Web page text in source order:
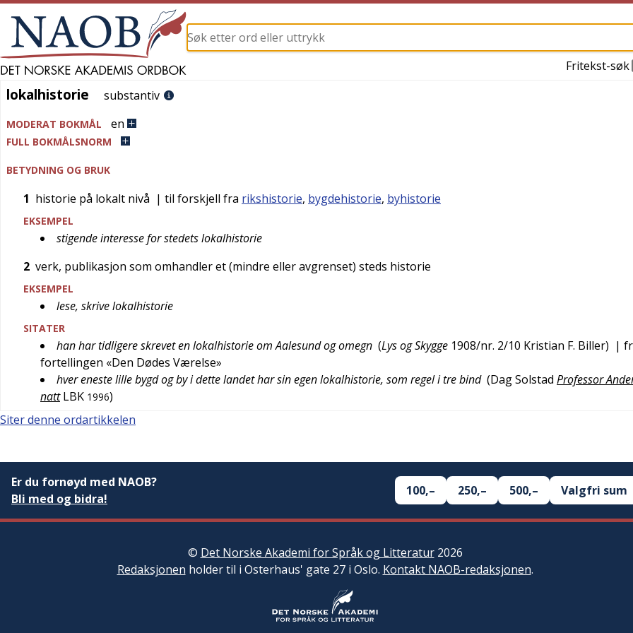
Fritekst-søk
lokalhistorie
lokalhistorie substantiv
MODERAT BOKMÅL en
FULL BOKMÅLSNORM
BETYDNING OG BRUK
1 historie på lokalt nivå | til forskjell fra rikshistorie, bygdehistorie, byhistorie
EKSEMPEL
stigende interesse for stedets lokalhistorie
2 verk, publikasjon som omhandler et (mindre eller avgrenset) steds historie
EKSEMPEL
lese, skrive lokalhistorie
SITATER
han har tidligere skrevet en lokalhistorie om Aalesund og omegn (Lys og Skygge 1908/nr. 2/10 Kristian F. Biller) |
fortellingen «Den Dødes Værelse»
hver eneste lille bygd og by i dette landet har sin egen lokalhistorie, som regel i tre bind (Dag Solstad Professor
natt LBK 1996)
Siter denne ordartikkelen
Er du fornøyd med NAOB?
Bli med og bidra!
100,– 250,– 500,– Valgfri sum
© Det Norske Akademi for Språk og Litteratur2026
Redaksjonen holder til i Osterhaus' gate 27 i Oslo. Kontakt NAOB-redaksjonen.